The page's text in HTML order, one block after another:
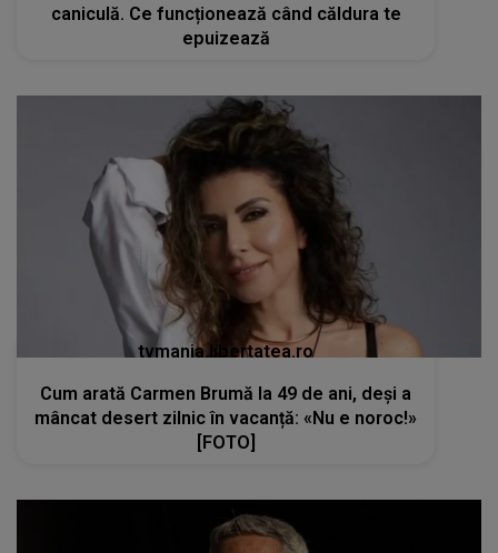
caniculă. Ce funcționează când căldura te
epuizează
tvmania.libertatea.ro
Cum arată Carmen Brumă la 49 de ani, deși a
mâncat desert zilnic în vacanță: «Nu e noroc!»
[FOTO]